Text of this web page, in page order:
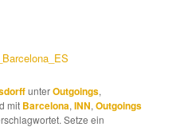
unterOutgoings,
mit Barcelona,INN,Outgoings
Setze ein